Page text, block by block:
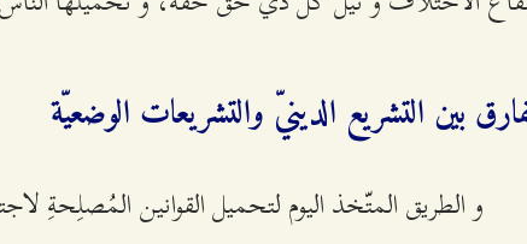
بين التشريع الدينيّ والتشريعات الوضعيّة
و الطريق المتّخذ اليوم لتحميل القوانين المُصلِحةِ